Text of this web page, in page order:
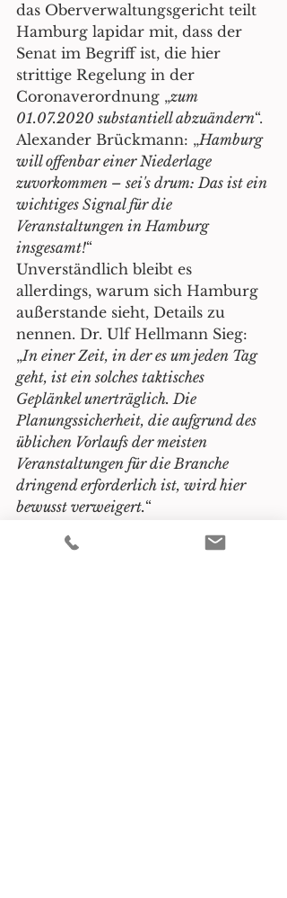
das Oberverwaltungsgericht teilt
Hamburg lapidar mit, dass der
Senat im Begriff ist, die hier
strittige Regelung in der
Coronaverordnung „zum
01.07.2020 substantiell abzuändern“.
Alexander Brückmann: „Hamburg
will offenbar einer Niederlage
zuvorkommen – sei's drum: Das ist ein
wichtiges Signal für die
Veranstaltungen in Hamburg
insgesamt!“
Unverständlich bleibt es
allerdings, warum sich Hamburg
außerstande sieht, Details zu
nennen. Dr. Ulf Hellmann Sieg:
„In einer Zeit, in der es um jeden Tag
geht, ist ein solches taktisches
Geplänkel unerträglich. Die
Planungssicherheit, die aufgrund des
üblichen Vorlaufs der meisten
Veranstaltungen für die Branche
dringend erforderlich ist, wird hier
bewusst verweigert.“
Wirtschaft